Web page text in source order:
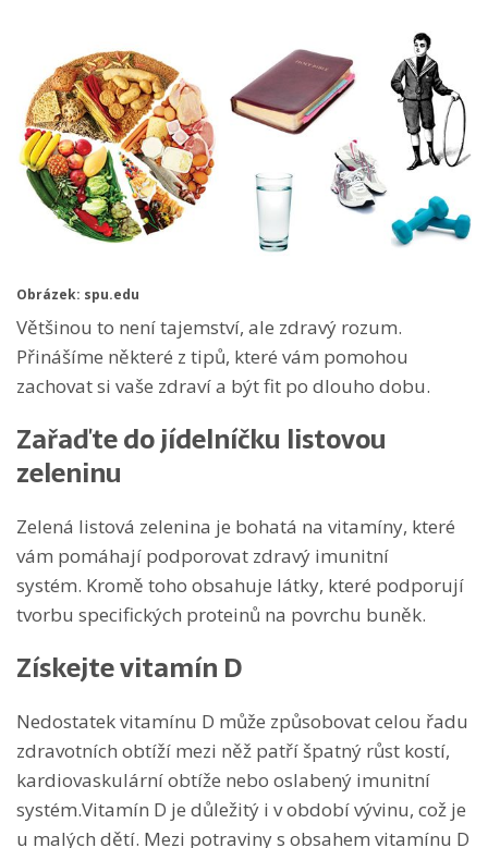
Obrázek: spu.edu
Většinou to není tajemství, ale zdravý rozum.
Přinášíme některé z tipů, které vám pomohou
zachovat si vaše zdraví a být fit po dlouho dobu.
Zařaďte do jídelníčku listovou
zeleninu
Zelená listová zelenina je bohatá na vitamíny, které
vám pomáhají podporovat zdravý imunitní
systém. Kromě toho obsahuje látky, které podporují
tvorbu specifických proteinů na povrchu buněk.
Získejte vitamín D
Nedostatek vitamínu D může způsobovat celou řadu
zdravotních obtíží mezi něž patří špatný růst kostí,
kardiovaskulární obtíže nebo oslabený imunitní
systém.Vitamín D je důležitý i v období vývinu, což je
u malých dětí. Mezi potraviny s obsahem vitamínu D